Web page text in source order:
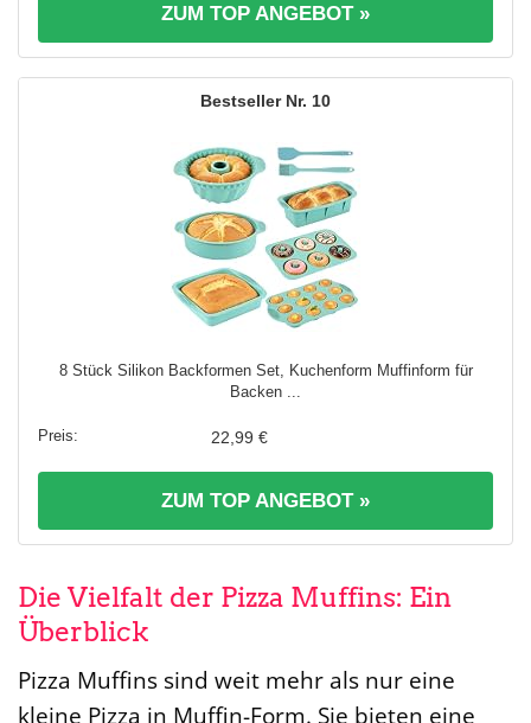
ZUM TOP ANGEBOT »
10
8 Stück Silikon Backformen Set, Kuchenform Muffinform für
Backen ...
22,99 €
ZUM TOP ANGEBOT »
Die Vielfalt der Pizza Muffins: Ein
Überblick
Pizza Muffins sind weit mehr als nur eine
kleine Pizza in Muffin-Form. Sie bieten eine